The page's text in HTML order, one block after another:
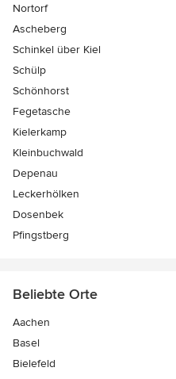
Nortorf
Ascheberg
Schinkel über Kiel
Schülp
Schönhorst
Fegetasche
Kielerkamp
Kleinbuchwald
Depenau
Leckerhölken
Dosenbek
Pfingstberg
Beliebte Orte
Aachen
Basel
Bielefeld